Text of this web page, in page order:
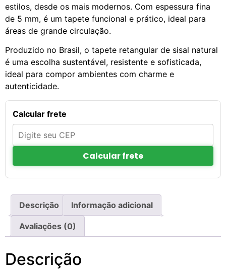
estilos, desde os mais modernos. Com espessura fina
de 5 mm, é um tapete funcional e prático, ideal para
áreas de grande circulação.
Produzido no Brasil, o tapete retangular de sisal natural
é uma escolha sustentável, resistente e sofisticada,
ideal para compor ambientes com charme e
autenticidade.
Calcular frete
Calcular frete
Descrição Informação adicional
Avaliações (0)
Descrição